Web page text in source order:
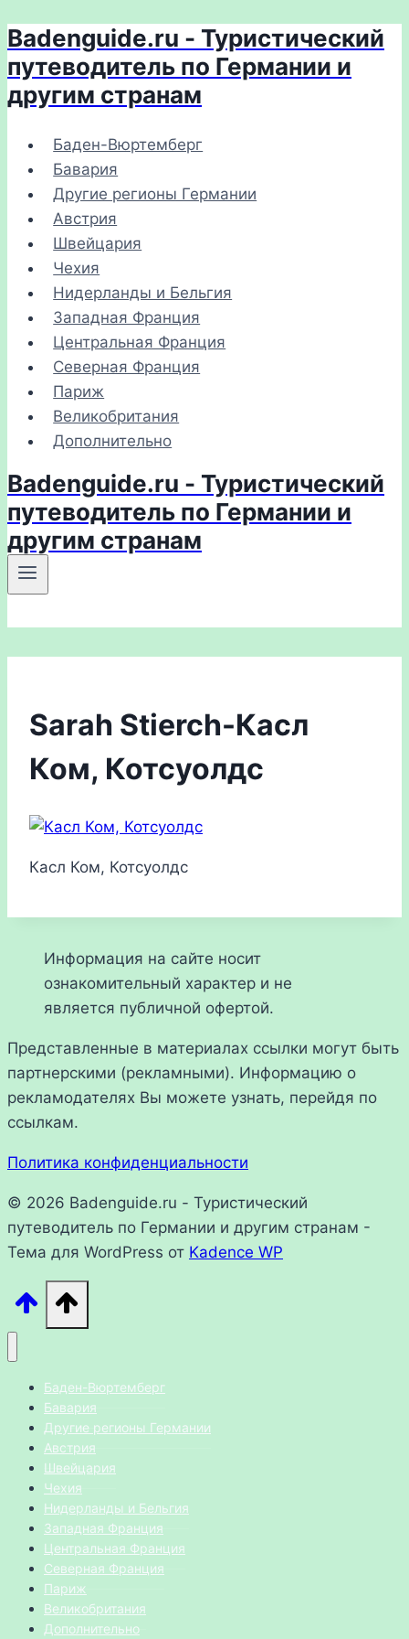
Перейти
к
содержимому
Badenguide.ru - Туристический
путеводитель по Германии и
другим странам
Баден-Вюртемберг
Бавария
Другие регионы Германии
Австрия
Швейцария
Чехия
Нидерланды и Бельгия
Западная Франция
Центральная Франция
Северная Франция
Париж
Великобритания
Дополнительно
Badenguide.ru - Туристический
путеводитель по Германии и
другим странам
Sarah Stierch-Касл
Ком, Котсуолдс
Касл Ком, Котсуолдс
Информация на сайте носит
ознакомительный характер и не
является публичной офертой.
Представленные в материалах ссылки могут быть
партнерскими (рекламными). Информацию о
рекламодателях Вы можете узнать, перейдя по
ссылкам.
Политика конфиденциальности
© 2026 Badenguide.ru - Туристический
путеводитель по Германии и другим странам -
Тема для WordPress от Kadence WP
Баден-Вюртемберг
Бавария
Другие регионы Германии
Австрия
Швейцария
Чехия
Нидерланды и Бельгия
Западная Франция
Центральная Франция
Северная Франция
Париж
Великобритания
Дополнительно